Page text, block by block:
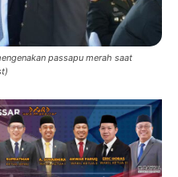
passapu merah saat